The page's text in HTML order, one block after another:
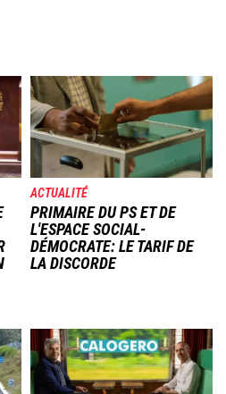
Image
ACTUALITÉ
PRIMAIRE DU PS ET DE
L'ESPACE SOCIAL-
DÉMOCRATE: LE TARIF DE
LA DISCORDE
Image